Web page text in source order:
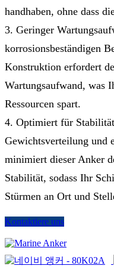
handhaben, ohne dass
3. Geringer
korrosionsbeständigen
Konstruktion erfordert
Wartungsaufwand, was
Ressourcen spart.
4. Optimiert für
Gewichtsverteilung und
minimiert dieser Anker
Stabilität, sodass Ihr
Stürmen an Ort und
Kontaktiere uns